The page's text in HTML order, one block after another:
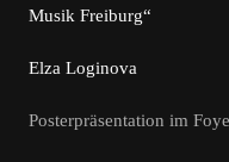
Musik Freiburg“
Elza Loginova
Posterpräsentation im